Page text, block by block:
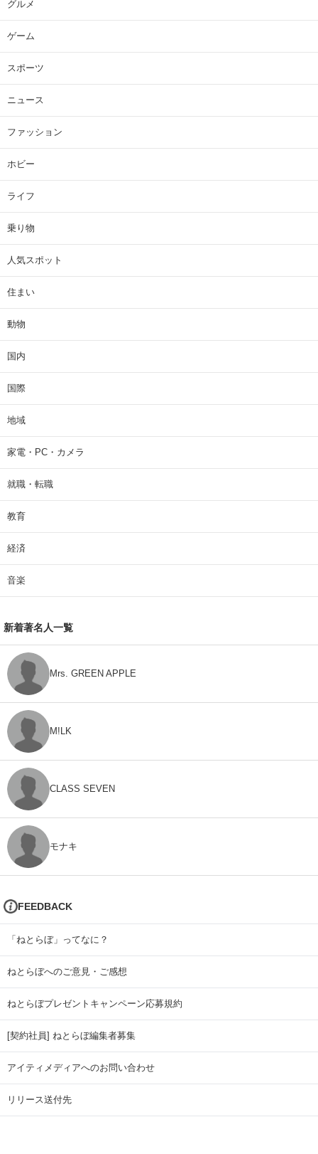
グルメ
ゲーム
スポーツ
ニュース
ファッション
ホビー
ライフ
乗り物
人気スポット
住まい
動物
国内
国際
地域
家電・PC・カメラ
就職・転職
教育
経済
音楽
新着著名人一覧
Mrs. GREEN APPLE
M!LK
CLASS SEVEN
モナキ
FEEDBACK
「ねとらぼ」ってなに？
ねとらぼへのご意見・ご感想
ねとらぼプレゼントキャンペーン応募規約
[契約社員] ねとらぼ編集者募集
アイティメディアへのお問い合わせ
リリース送付先